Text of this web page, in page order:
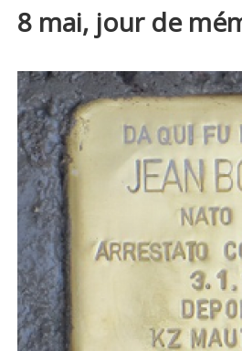
Back
to
8 mai, jour de